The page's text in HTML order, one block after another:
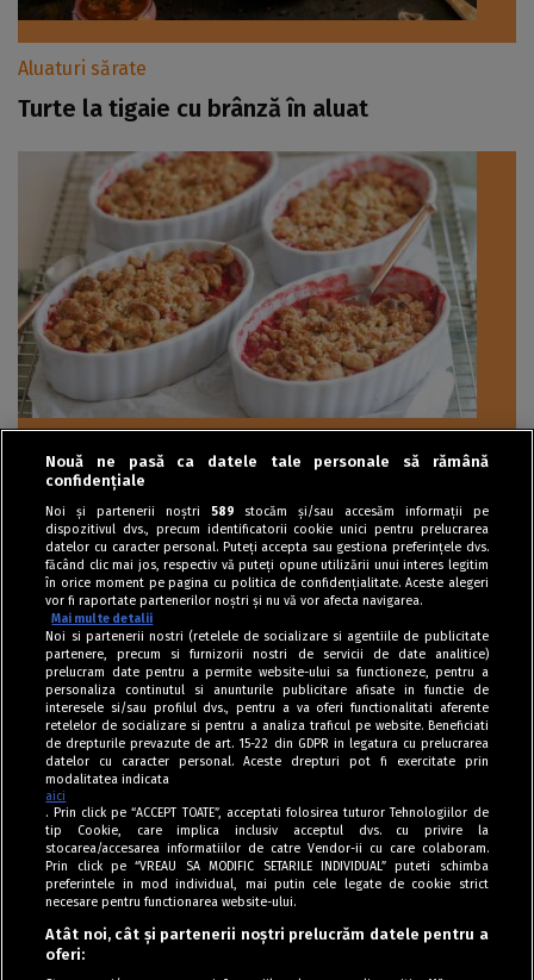
Aluaturi sărate
Turte la tigaie cu brânză în aluat
Dulciuri
Crumble cu rubarbă și vanilie. Desert acrișor
și parfumat
Tag index
Program Antena 1
Nouă ne pasă ca datele tale personale să rămână
confidențiale
Noi și partenerii noștri 589 stocăm și/sau accesăm informații pe
dispozitivul dvs., precum identificatorii cookie unici pentru prelucrarea
datelor cu caracter personal. Puteți accepta sau gestiona preferințele dvs.
făcând clic mai jos, respectiv vă puteți opune utilizării unui interes legitim
în orice moment pe pagina cu politica de confidențialitate. Aceste alegeri
vor fi raportate partenerilor noștri și nu vă vor afecta navigarea.
Mai multe detalii
Noi si partenerii nostri (retelele de socializare si agentiile de publicitate
partenere, precum si furnizorii nostri de servicii de date analitice)
prelucram date pentru a permite website-ului sa functioneze, pentru a
personaliza continutul si anunturile publicitare afisate in functie de
interesele si/sau profilul dvs., pentru a va oferi functionalitati aferente
retelelor de socializare si pentru a analiza traficul pe website. Beneficiati
de drepturile prevazute de art. 15-22 din GDPR in legatura cu prelucrarea
datelor cu caracter personal. Aceste drepturi pot fi exercitate prin
modalitatea indicata
aici
. Prin click pe “ACCEPT TOATE”, acceptati folosirea tuturor Tehnologiilor de
tip Cookie, care implica inclusiv acceptul dvs. cu privire la
stocarea/accesarea informatiilor de catre Vendor-ii cu care colaboram.
Prin click pe “VREAU SA MODIFIC SETARILE INDIVIDUAL” puteti schimba
preferintele in mod individual, mai putin cele legate de cookie strict
necesare pentru functionarea website-ului.
Atât noi, cât și partenerii noștri prelucrăm datele pentru a
oferi: